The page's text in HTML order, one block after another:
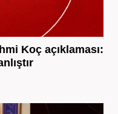
Koç açıklaması: